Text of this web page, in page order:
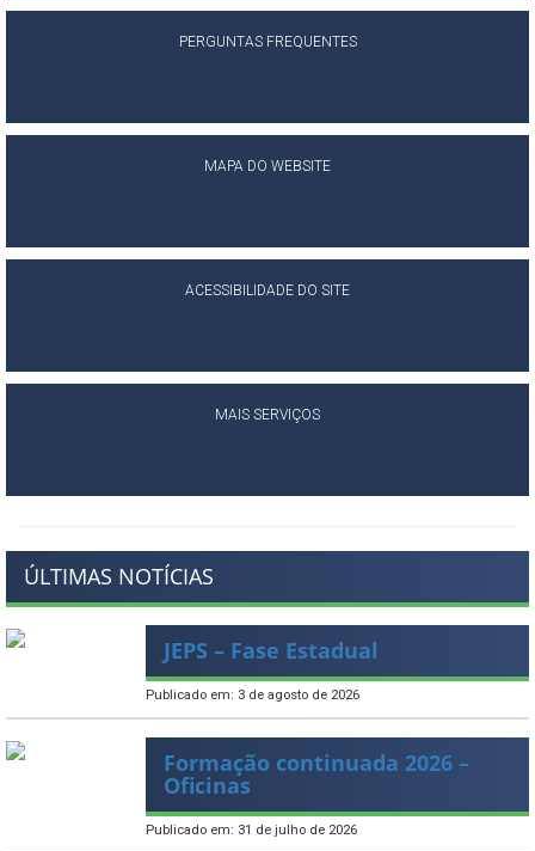
PERGUNTAS FREQUENTES
MAPA DO WEBSITE
ACESSIBILIDADE DO SITE
MAIS SERVIÇOS
ÚLTIMAS NOTÍCIAS
JEPS – Fase Estadual
Publicado em: 3 de agosto de 2026
Formação continuada 2026 –
Oficinas
Publicado em: 31 de julho de 2026